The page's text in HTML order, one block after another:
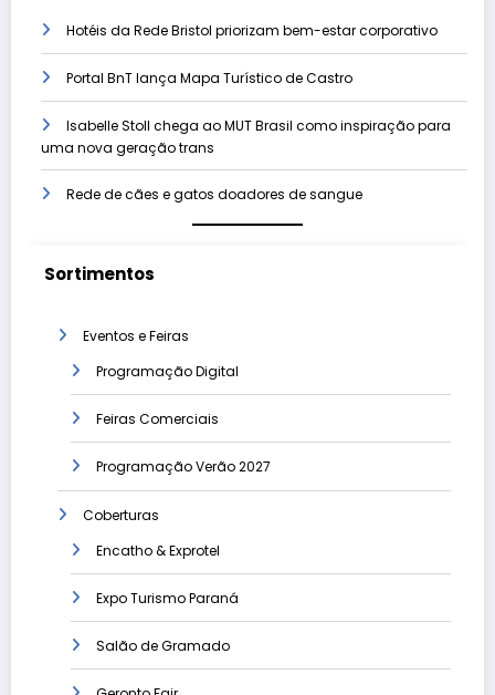
Hotéis da Rede Bristol priorizam bem-estar corporativo
Portal BnT lança Mapa Turístico de Castro
Isabelle Stoll chega ao MUT Brasil como inspiração para
uma nova geração trans
Rede de cães e gatos doadores de sangue
Sortimentos
Eventos e Feiras
Programação Digital
Feiras Comerciais
Programação Verão 2027
Coberturas
Encatho & Exprotel
Expo Turismo Paraná
Salão de Gramado